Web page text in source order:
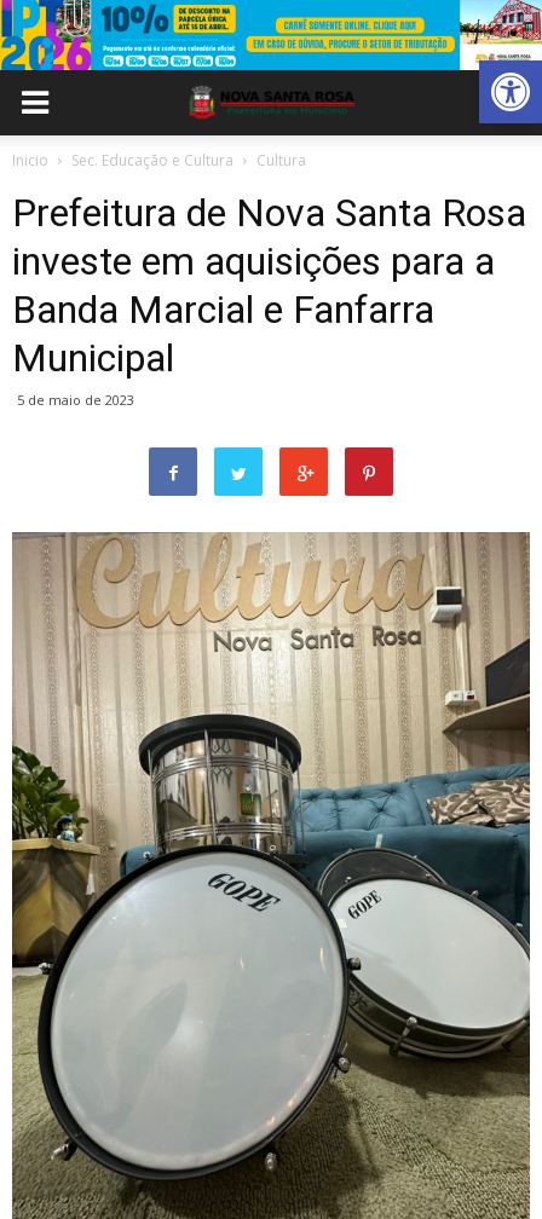
Abrir
Inicio Sec. Educação e Cultura Cultura
Prefeitura de Nova Santa Rosa
investe em aquisições para a
Banda Marcial e Fanfarra
Municipal
5 de maio de 2023